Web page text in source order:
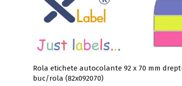
Rola etichete autocolante 92 x 70 mm
buc/rola (82x092070)